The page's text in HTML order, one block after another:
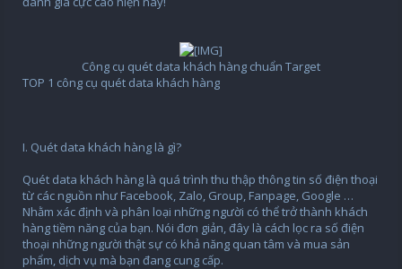
Công cụ quét data khách hàng chuẩn Target​
TOP 1 công cụ quét data khách hàng
I. Quét data khách hàng là gì?
Quét data khách hàng là quá trình thu thập thông tin số điện thoại
từ các nguồn như Facebook, Zalo, Group, Fanpage, Google …
Nhằm xác định và phân loại những người có thể trở thành khách
hàng tiềm năng của bạn. Nói đơn giản, đây là cách lọc ra số điện
thoại những người thật sự có khả năng quan tâm và mua sản
phẩm, dịch vụ mà bạn đang cung cấp.